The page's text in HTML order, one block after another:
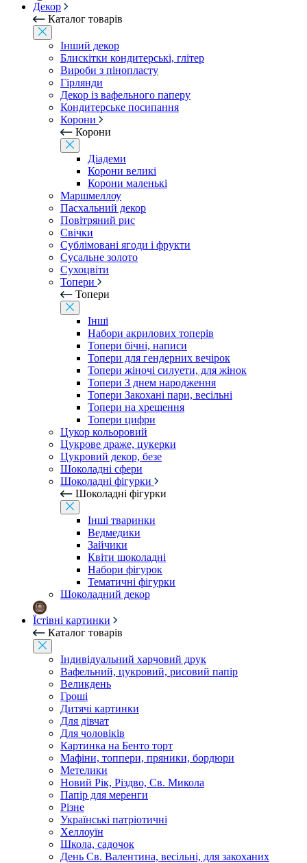
Декор
Каталог товарів
Інший декор
Блискітки кондитерські, глітер
Вироби з пінопласту
Гірлянди
Декор із вафельного паперу
Кондитерське посипання
Корони
Корони
Діадеми
Корони великі
Корони маленькі
Маршмеллоу
Пасхальний декор
Повітряний рис
Свічки
Сублімовані ягоди і фрукти
Сусальне золото
Сухоцвіти
Топери
Топери
Інші
Набори акрилових топерів
Топери бічні, написи
Топери для гендерних вечірок
Топери жіночі силуети, для жінок
Топери З днем ​​народження
Топери Закохані пари, весільні
Топери на хрещення
Топери цифри
Цукор кольоровий
Цукрове драже, цукерки
Цукровий декор, безе
Шоколадні сфери
Шоколадні фігурки
Шоколадні фігурки
Інші тваринки
Ведмедики
Зайчики
Квіти шоколадні
Набори фігурок
Тематичні фігурки
Шоколадний декор
Їстівні картинки
Каталог товарів
Індивідуальний харчовий друк
Вафельний, цукровий, рисовий папір
Великдень
Гроші
Дитячі картинки
Для дівчат
Для чоловіків
Картинка на Бенто торт
Мафіни, топпери, пряники, бордюри
Метелики
Новий Рік, Різдво, Св. Микола
Папір для меренги
Різне
Українські патріотичні
Хеллоуїн
Школа, садочок
День Св. Валентина, весільні, для закоханих